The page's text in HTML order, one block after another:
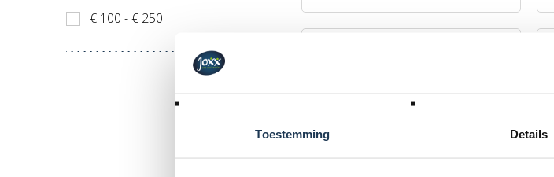
Toestemming Details
€ 100 - € 250